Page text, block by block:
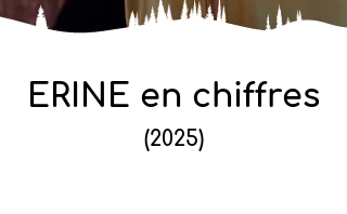
ERINE en chiffres
(2025)